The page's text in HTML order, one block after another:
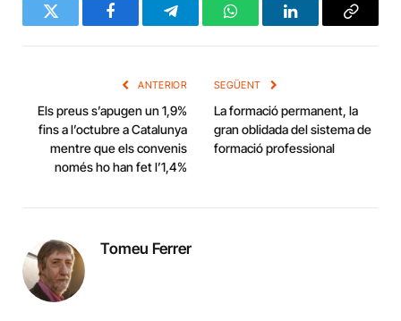
Twitter FacebookTelegramWhatsAppLinkedInCopy
ANTERIOR
Els preus s’apugen un 1,9%
fins a l’octubre a Catalunya
mentre que els convenis
només ho han fet l’1,4%
SEGÜENT
La formació permanent, la
gran oblidada del sistema de
formació professional
Tomeu Ferrer